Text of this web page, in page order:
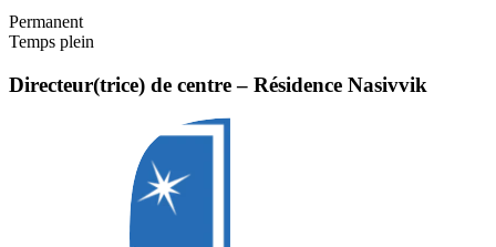
Permanent
Temps plein
Directeur(trice) de centre – Résidence Nasivvik